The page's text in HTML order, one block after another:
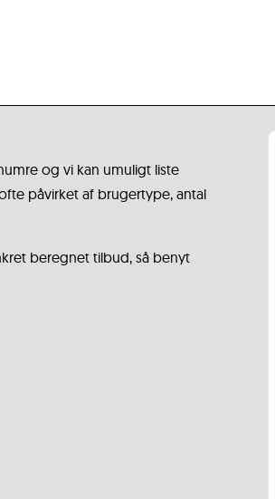
og vi kan umuligt liste
påvirket af brugertype, antal
beregnet tilbud, så benyt